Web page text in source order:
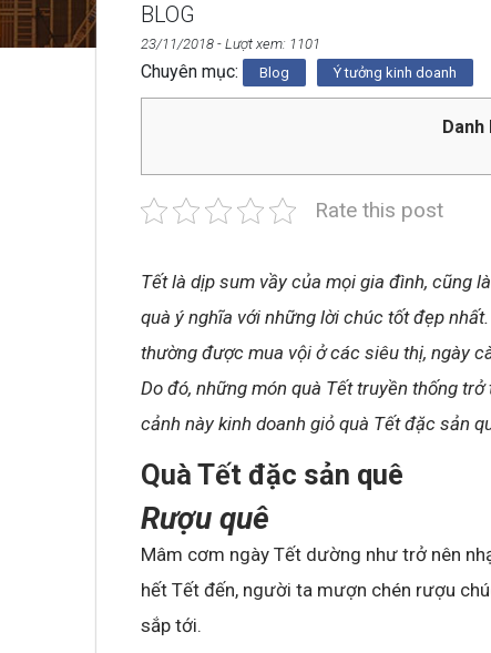
BLOG
23/11/2018 - Lượt xem: 1101
Chuyên mục: Blog Ý tưởng kinh doanh
Danh
Rate this post
Tết là dịp sum vầy của mọi gia đình, cũng
quà ý nghĩa với những lời chúc tốt đẹp
thường được mua vội ở các siêu thị, ngày
Do đó, những món quà Tết truyền thống
cảnh này kinh doanh giỏ quà Tết đặc sản
Quà Tết đặc sản quê
Rượu quê
Mâm cơm ngày Tết dường như trở nên
hết Tết đến, người ta mượn chén rượu
sắp tới.